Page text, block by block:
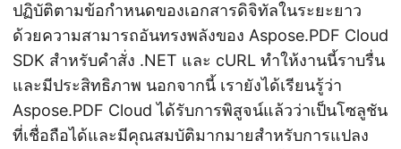
ปฏิบัติตามข้อกำหนดของเอกสารดิจิทัลในระยะยาว
ด้วยความสามารถอันทรงพลังของ Aspose.PDF Cloud
SDK สำหรับคำสั่ง .NET และ cURL ทำให้งานนี้ราบรื่น
และมีประสิทธิภาพ นอกจากนี้ เรายังได้เรียนรู้ว่า
Aspose.PDF Cloud ได้รับการพิสูจน์แล้วว่าเป็นโซลูชัน
ที่เชื่อถือได้และมีคุณสมบัติมากมายสำหรับการแปลง